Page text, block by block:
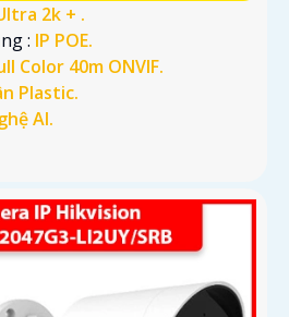
2k + .
: IP POE.
Color 40m ONVIF.
Plastic.
AI.